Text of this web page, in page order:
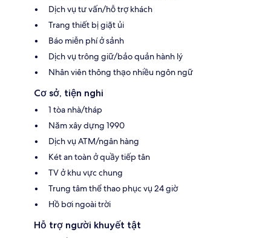
Dịch vụ tư vấn/hỗ trợ khách
Trang thiết bị giặt ủi
Báo miễn phí ở sảnh
Dịch vụ trông giữ/bảo quản hành lý
Nhân viên thông thạo nhiều ngôn ngữ
Cơ sở, tiện nghi
1 tòa nhà/tháp
Năm xây dựng 1990
Dịch vụ ATM/ngân hàng
Két an toàn ở quầy tiếp tân
TV ở khu vực chung
Trung tâm thể thao phục vụ 24 giờ
Hồ bơi ngoài trời
Hỗ trợ người khuyết tật